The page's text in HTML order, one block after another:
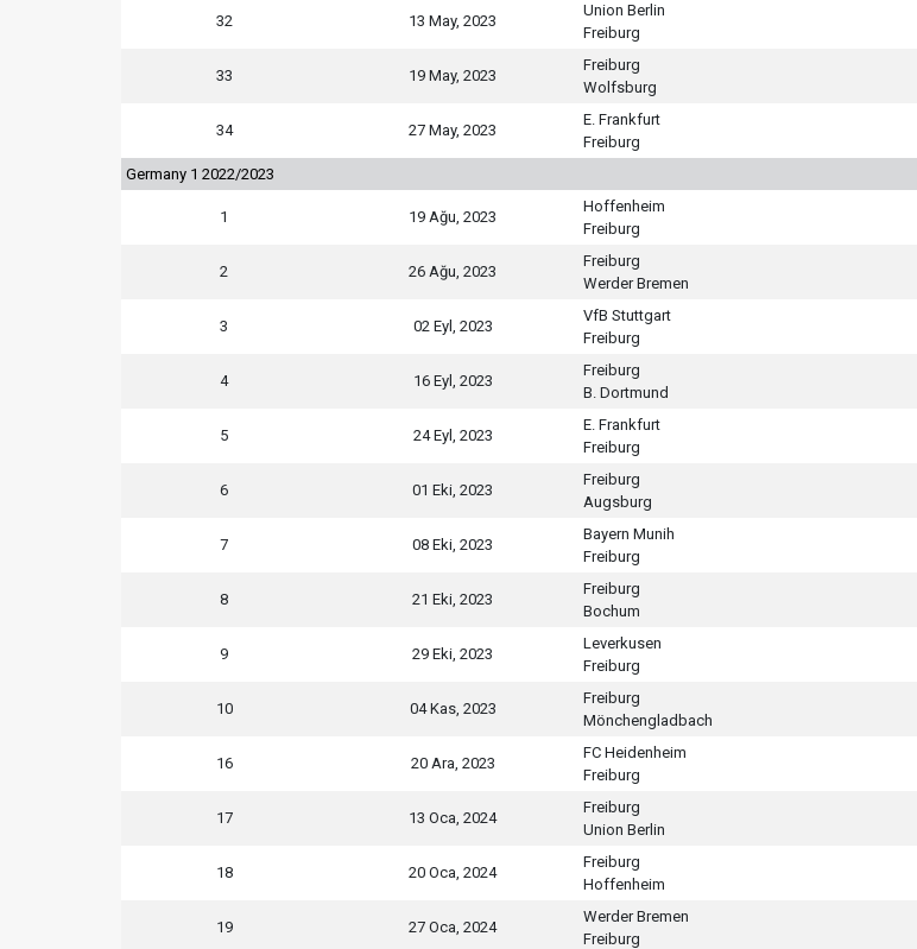
32 13 May, 2023
Union Berlin
Freiburg
33 19 May, 2023
Freiburg
Wolfsburg
34 27 May, 2023
E. Frankfurt
Freiburg
Germany 1 2022/2023
1 19 Ağu, 2023
Hoffenheim
Freiburg
2 26 Ağu, 2023
Freiburg
Werder Bremen
3 02 Eyl, 2023
VfB Stuttgart
Freiburg
4 16 Eyl, 2023
Freiburg
B. Dortmund
5 24 Eyl, 2023
E. Frankfurt
Freiburg
6 01 Eki, 2023
Freiburg
Augsburg
7 08 Eki, 2023
Bayern Munih
Freiburg
8 21 Eki, 2023
Freiburg
Bochum
9 29 Eki, 2023
Leverkusen
Freiburg
10 04 Kas, 2023
Freiburg
Mönchengladbach
16 20 Ara, 2023
FC Heidenheim
Freiburg
17 13 Oca, 2024
Freiburg
Union Berlin
18 20 Oca, 2024
Freiburg
Hoffenheim
19 27 Oca, 2024
Werder Bremen
Freiburg